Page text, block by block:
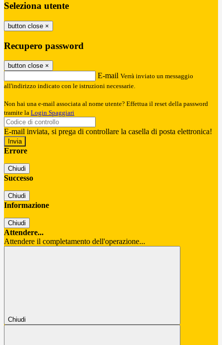
Seleziona utente
button close ×
Recupero password
button close ×
E-mail Verrà inviato un messaggio
all'indirizzo indicato con le istruzioni necessarie.
Non hai una e-mail associata al nome utente? Effettua il reset della password
tramite la Login Spaggiari
E-mail inviata, si prega di controllare la casella di posta elettronica!
Errore
Chiudi
Successo
Chiudi
Informazione
Chiudi
Attendere...
Attendere il completamento dell'operazione...
Chiudi